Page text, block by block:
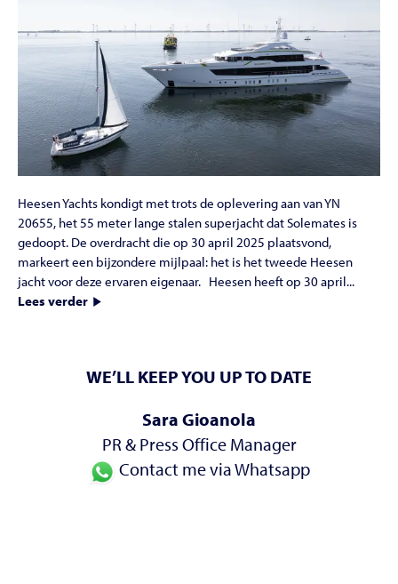
Heesen Yachts kondigt met trots de oplevering aan van YN
20655, het 55 meter lange stalen superjacht dat Solemates is
gedoopt. De overdracht die op 30 april 2025 plaatsvond,
markeert een bijzondere mijlpaal: het is het tweede Heesen
jacht voor deze ervaren eigenaar. Heesen heeft op 30 april...
Lees verder
WE’LL KEEP YOU UP TO DATE
Sara Gioanola
PR & Press Office Manager
Contact me via Whatsapp